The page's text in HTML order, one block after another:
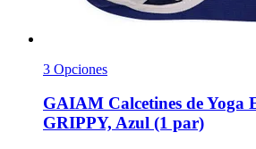
3 Opciones
GAIAM Calcetines de Yoga
GRIPPY, Azul (1 par)